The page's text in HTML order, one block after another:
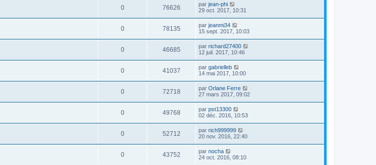
0 76626 par jean-phi
29 oct. 2017, 10:31
0 78135 par jeanmi34
15 sept. 2017, 10:03
0 46685 par richard27400
12 juil. 2017, 10:46
0 41037 par gabrielleb
14 mai 2017, 10:00
0 72718 par Orlane Ferre
27 mars 2017, 09:02
0 49768 par pst13300
02 déc. 2016, 10:53
0 52712 par rich999999
20 nov. 2016, 22:40
0 43752 par nocha
24 oct. 2016, 08:10